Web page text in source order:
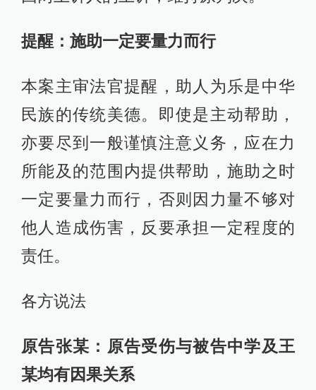
提醒：施助一定要量力而行
本案主审法官提醒，助人为乐是中华
民族的传统美德。即使是主动帮助，
亦要尽到一般谨慎注意义务，应在力
所能及的范围内提供帮助，施助之时
一定要量力而行，否则因力量不够对
他人造成伤害，反要承担一定程度的
责任。
各方说法
原告张某：原告受伤与被告中学及王
某均有因果关系